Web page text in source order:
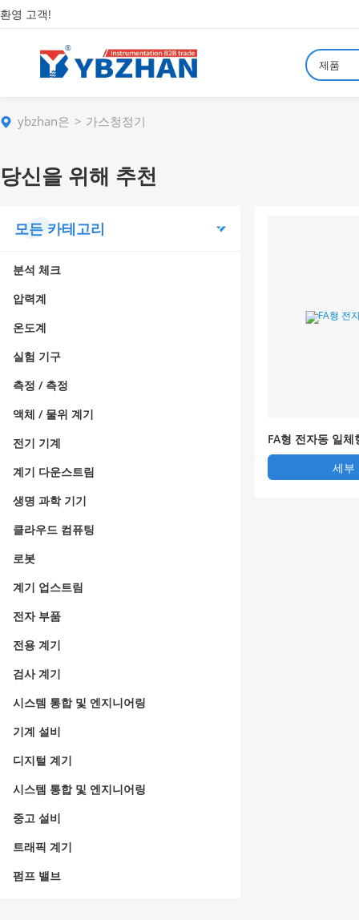
환영 고객!
제품
ybzhan은 가스청정기
당신을 위해 추천
모든 카테고리
분석 체크
압력계
온도계
실험 기구
측정 / 측정
액체 / 물위 계기
전기 기계
계기 다운스트림
생명 과학 기기
클라우드 컴퓨팅
로봇
계기 업스트림
전자 부품
전용 계기
검사 계기
시스템 통합 및 엔지니어링
기계 설비
디지털 계기
시스템 통합 및 엔지니어링
중고 설비
트래픽 계기
펌프 밸브
FA형 전자동 일체
세부